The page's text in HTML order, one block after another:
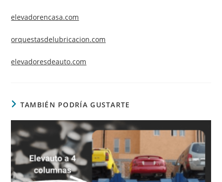
elevadorencasa.com
orquestasdelubricacion.com
elevadoresdeauto.com
TAMBIÉN PODRÍA GUSTARTE